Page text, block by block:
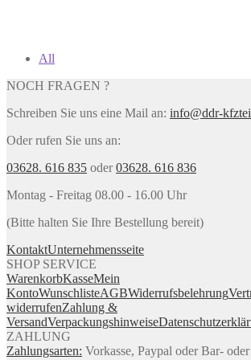
All
NOCH FRAGEN ?
Schreiben Sie uns eine Mail an: info@ddr-
Oder rufen Sie uns an:
03628. 616 835 oder03628. 616 836
Montag - Freitag 08.00 - 16.00 Uhr
(Bitte halten Sie Ihre Bestellung bereit)
KontaktUnternehmensseite
SHOP SERVICE
WarenkorbKasseMein
KontoWunschlisteAGBWiderrufsbelehrung
widerrufenZahlung &
VersandVerpackungshinweise
ZAHLUNG
Zahlungsarten: Vorkasse, Paypal oder Bar-